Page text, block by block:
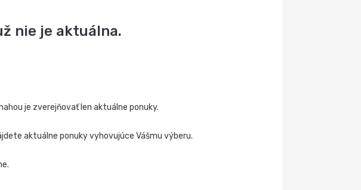
nie je aktuálna.
je zverejňovať len aktuálne ponuky.
aktuálne ponuky vyhovujúce Vášmu výberu.